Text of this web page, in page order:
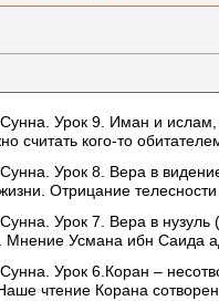
Урок 9. Иман и ислам,
считать кого-то
Урок 8. Вера в
Отрицание
ад-Дарими. Иман – это
Урок 7. Вера в нузуль
Мнение Усмана ибн Саида
движением?
Урок 6.Коран –
чтение Корана